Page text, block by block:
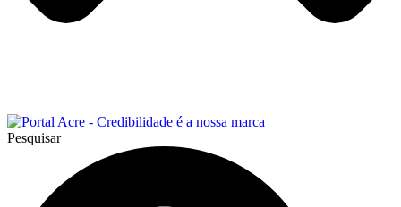
Pesquisar